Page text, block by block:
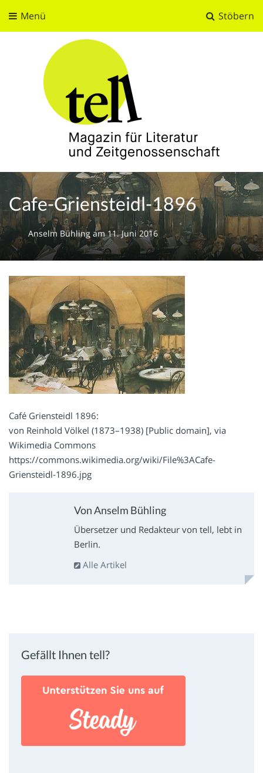
Stöbern
Menü
tell
Magazin für Literatur und Zeitgenossenschaft
Cafe-Griensteidl-1896
Anselm Bühling am 11. Juni 2016
Café Griensteidl 1896:
von Reinhold Völkel (1873–1938) [Public domain], via
Wikimedia Commons
https://commons.wikimedia.org/wiki/File%3ACafe-
Griensteidl-1896.jpg
Von Anselm Bühling
Übersetzer und Redakteur von tell, lebt in
Berlin.
Alle Artikel
Gefällt Ihnen tell?